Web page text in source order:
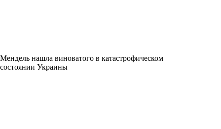
Мендель нашла виноватого в катастрофическом
состоянии Украины